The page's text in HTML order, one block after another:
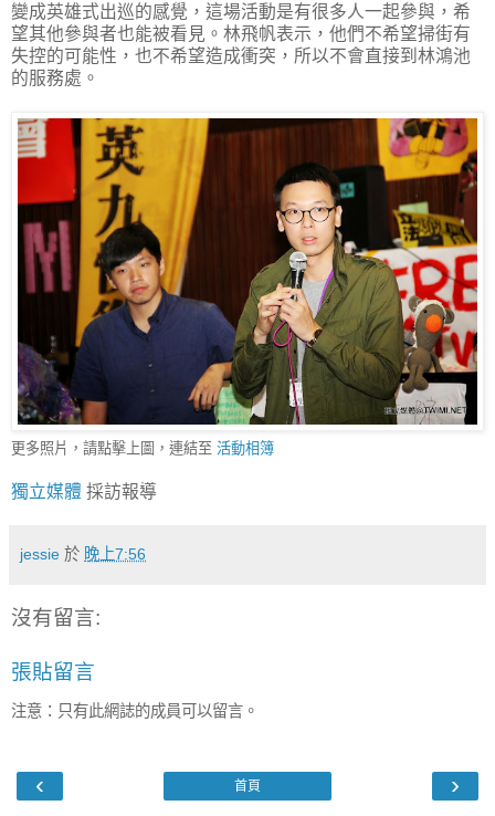
變成英雄式出巡的感覺，這場活動是有很多人一起參與，希
望其他參與者也能被看見。林飛帆表示，他們不希望掃街有
失控的可能性，也不希望造成衝突，所以不會直接到林鴻池
的服務處。
更多照片，請點擊上圖，連結至 活動相簿
獨立媒體 採訪報導
jessie 於 晚上7:56
沒有留言:
張貼留言
注意：只有此網誌的成員可以留言。
‹ ›
首頁